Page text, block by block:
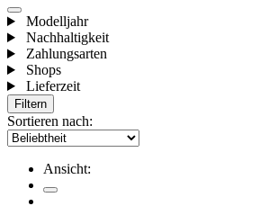
Modelljahr
Nachhaltigkeit
Zahlungsarten
Shops
Lieferzeit
Filtern
Sortieren nach:
Ansicht: